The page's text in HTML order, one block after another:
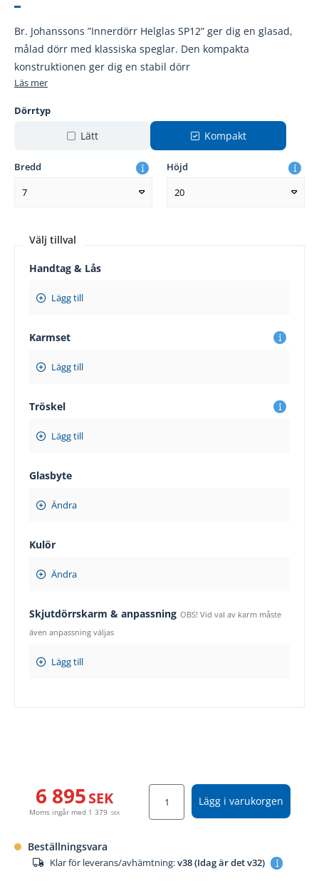
Br. Johanssons ”Innerdörr Helglas SP12” ger dig en glasad,
målad dörr med klassiska speglar. Den kompakta
konstruktionen ger dig en stabil dörr
Läs mer
Dörrtyp
Lätt Kompakt
Bredd
7
Höjd
20
Välj tillval
Handtag & Lås
Lägg till
Karmset
Lägg till
Tröskel
Lägg till
Glasbyte
Ändra
Kulör
Ändra
Skjutdörrskarm & anpassning OBS! Vid val av karm måste
även anpassning väljas
Lägg till
Lägg i varukorgen
6 895SEK
Moms ingår med 1 379 SEK
Beställningsvara
Klar för leverans/avhämtning:v38 (Idag är det v32)